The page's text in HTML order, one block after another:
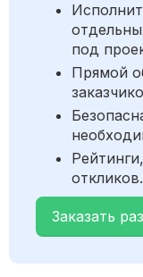
под
Прямой
откликов.
Заказать